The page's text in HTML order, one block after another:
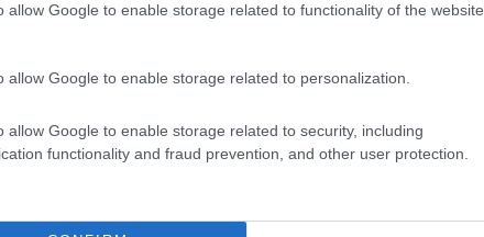
allow Google to enable storage related to functionality of the website
allow Google to enable storage related to personalization.
allow Google to enable storage related to security, including
functionality and fraud prevention, and other user protection.
Arról mindenképpen érdemes
e, esetleg szeretnétek-e
hogy időközben formálódik a
lenni, de az is lehet, hogy
kettőtök viszonyát. A lényeg,
érzéseidről, és ha úgy érzed, hogy
rosszul.